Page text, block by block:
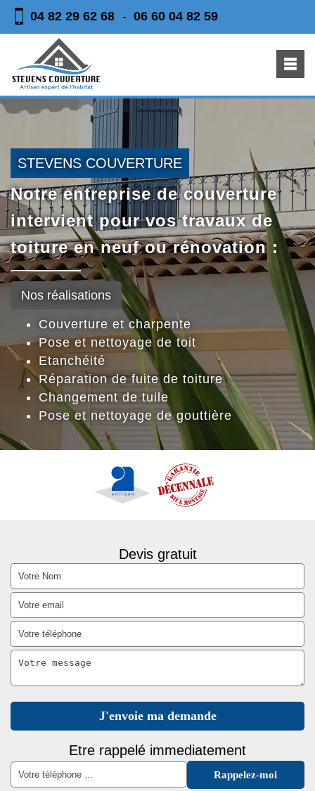
04 82 29 62 68 - 06 60 04 82 59
STEVENS COUVERTURE
Notre entreprise de couverture
intervient pour vos travaux de
toiture en neuf ou rénovation :
Nos réalisations
Couverture et charpente
Pose et nettoyage de toit
Etanchéité
Réparation de fuite de toiture
Changement de tuile
Pose et nettoyage de gouttière
Devis gratuit
Etre rappelé immediatement